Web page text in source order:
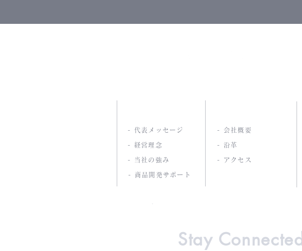
- 代表メッセージ
- 経営理念
- 当社の強み
- 商品開発サポート
- 会社概要
- 沿革
- アクセス
Stay Connected